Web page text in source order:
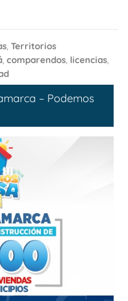
, Territorios
, comparendos, licencias,
– Podemos